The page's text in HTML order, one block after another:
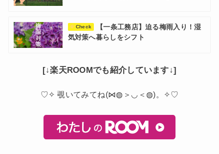
Check
【一条工務店】迫る梅雨入り！湿
気対策へ暮らしをシフト
[↓楽天ROOMでも紹介しています↓]
♡✧ 覗いてみてね(⋈◍＞◡＜◍)。✧♡